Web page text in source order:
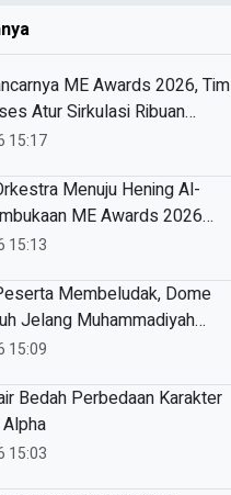
ME Awards 2026, Tim
Atur Sirkulasi Ribuan
UMM
15:17
Menuju Hening Al-
ME Awards 2026
Khidmat
15:13
Membeludak, Dome
Jelang Muhammadiyah
2026
15:09
Bedah Perbedaan Karakter
15:03